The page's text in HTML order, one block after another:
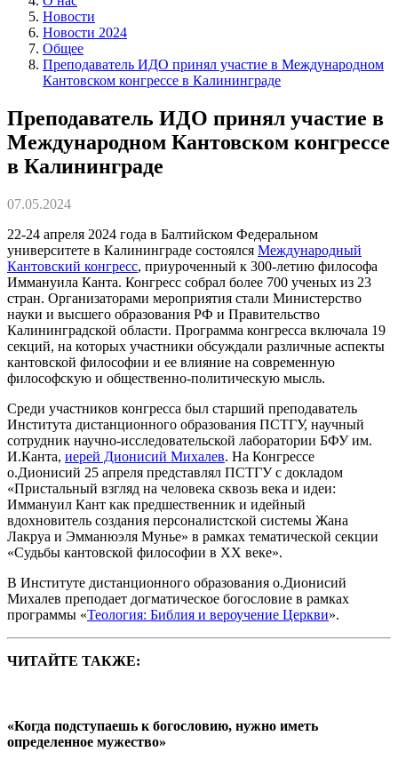
Новости
Новости 2024
Общее
Преподаватель ИДО принял участие в Международном
Кантовском конгрессе в Калининграде
Преподаватель ИДО принял участие в
Международном Кантовском конгрессе
в Калининграде
07.05.2024
22-24 апреля 2024 года в Балтийском Федеральном
университете в Калининграде состоялся Международный
Кантовский конгресс, приуроченный к 300-летию философа
Иммануила Канта. Конгресс собрал более 700 ученых из 23
стран. Организаторами мероприятия стали Министерство
науки и высшего образования РФ и Правительство
Калининградской области. Программа конгресса включала 19
секций, на которых участники обсуждали различные аспекты
кантовской философии и ее влияние на современную
философскую и общественно-политическую мысль.
Среди участников конгресса был старший преподаватель
Института дистанционного образования ПСТГУ, научный
сотрудник научно-исследовательской лаборатории БФУ им.
И.Канта, иерей Дионисий Михалев. На Конгрессе
о.Дионисий 25 апреля представлял ПСТГУ с докладом
«Пристальный взгляд на человека сквозь века и идеи:
Иммануил Кант как предшественник и идейный
вдохновитель создания персоналистской системы Жана
Лакруа и Эмманюэля Мунье» в рамках тематической секции
«Судьбы кантовской философии в ХХ веке».
В Институте дистанционного образования о.Дионисий
Михалев преподает догматическое богословие в рамках
программы «Теология: Библия и вероучение Церкви».
ЧИТАЙТЕ ТАКЖЕ:
«Когда подступаешь к богословию, нужно иметь
определенное мужество»